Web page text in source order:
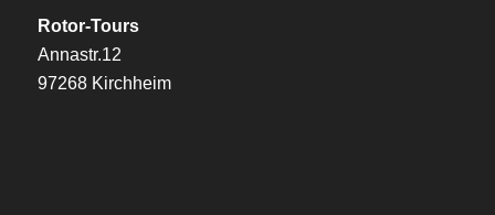
Rotor-Tours
Annastr.12
97268 Kirchheim